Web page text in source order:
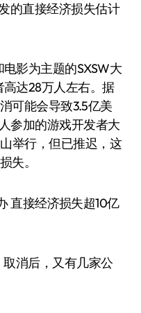
的直接经济损失估计
影为主题的SXSW大
达28万人左右。据
可能会导致3.5亿美
参加的游戏开发者大
举行，但已推迟，这
失。
消后，又有几家公